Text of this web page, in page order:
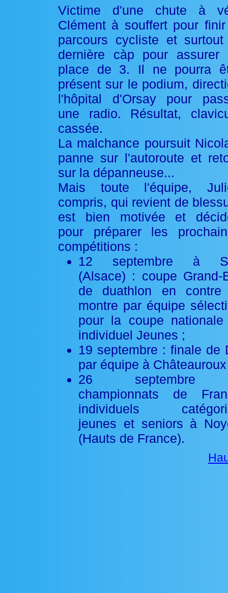
Victime d'une chute à
Clément à souffert pour
parcours cycliste et
dernière càp pour assurer
place de 3. Il ne pourra
présent sur le podium,
l'hôpital d'Orsay pour
une radio. Résultat,
cassée.
La malchance poursuit
panne sur l'autoroute et
sur la dépanneuse...
Mais toute l'équipe,
compris, qui revient de
est bien motivée et
pour préparer les
compétitions :
12 septembre à
(Alsace) : coupe Grand-
de duathlon en contre
montre par équipe
pour la coupe
individuel Jeunes ;
19 septembre : finale de
par équipe à
26
championnats de
individuels
jeunes et seniors à
(Hauts de France).